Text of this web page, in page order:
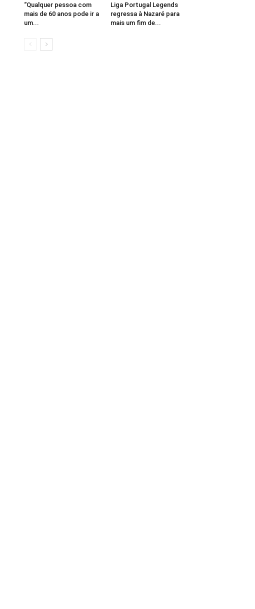
“Qualquer pessoa com
mais de 60 anos pode ir a
um...
Liga Portugal Legends
regressa à Nazaré para
mais um fim de...